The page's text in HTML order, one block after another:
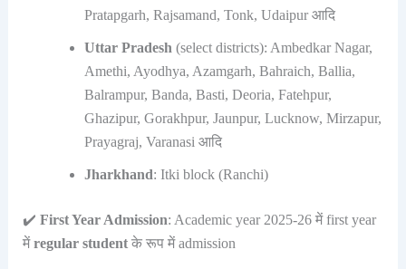
Pratapgarh, Rajsamand, Tonk, Udaipur आदि
Uttar Pradesh (select districts): Ambedkar Nagar,
Amethi, Ayodhya, Azamgarh, Bahraich, Ballia,
Balrampur, Banda, Basti, Deoria, Fatehpur,
Ghazipur, Gorakhpur, Jaunpur, Lucknow, Mirzapur,
Prayagraj, Varanasi आदि
Jharkhand: Itki block (Ranchi)
✔️ First Year Admission: Academic year 2025-26 में first year
मेंregular studentके रूप में admission